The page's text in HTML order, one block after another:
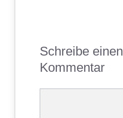
Schreibe einen
Kommentar